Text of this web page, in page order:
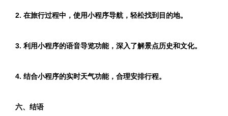
2. 在旅行过程中，使用小程序导航，轻松找到目的地。
3. 利用小程序的语音导览功能，深入了解景点历史和文化。
4. 结合小程序的实时天气功能，合理安排行程。
六、结语